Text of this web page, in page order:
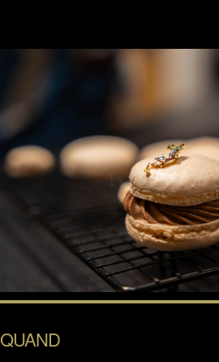
QUAND